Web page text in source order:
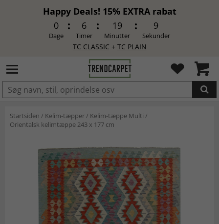
Happy Deals! 15% EXTRA rabat
0
Dage
6
Timer
19
Minutter
8
Sekunder
TC CLASSIC + TC PLAIN
LAGT I INDKØBSKURVEN.
Startsiden / Kelim-tæpper/ Kelim-tæppe Multi /
Orientalsk kelimtæppe 243 x 177 cm